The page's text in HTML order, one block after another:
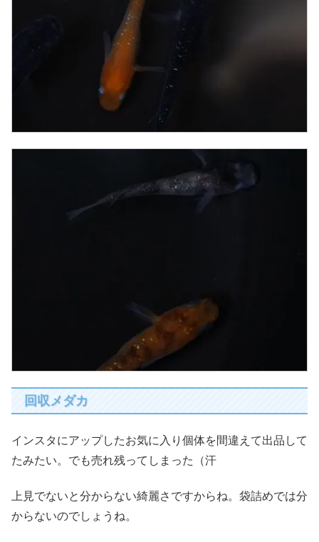
回収メダカ
インスタにアップしたお気に入り個体を間違えて出品して
たみたい。でも売れ残ってしまった（汗
上見でないと分からない綺麗さですからね。袋詰めでは分
からないのでしょうね。